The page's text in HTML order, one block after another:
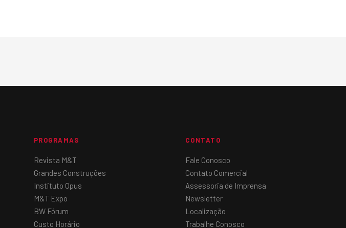
PROGRAMAS
Revista M&T
Grandes Construções
Instituto Opus
M&T Expo
BW Fórum
Custo Horário
CONTATO
Fale Conosco
Contato Comercial
Assessoria de Imprensa
Newsletter
Localização
Trabalhe Conosco